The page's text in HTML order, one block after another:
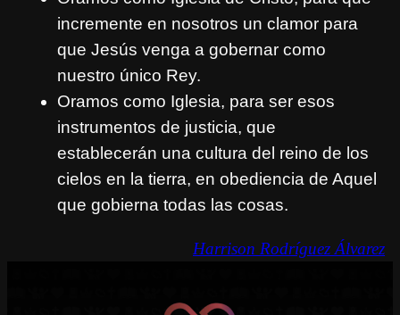
incremente en nosotros un clamor para
que Jesús venga a gobernar como
nuestro único Rey.
Oramos como Iglesia, para ser esos
instrumentos de justicia, que
establecerán una cultura del reino de los
cielos en la tierra, en obediencia de Aquel
que gobierna todas las cosas.
Harrison Rodríguez Álvarez